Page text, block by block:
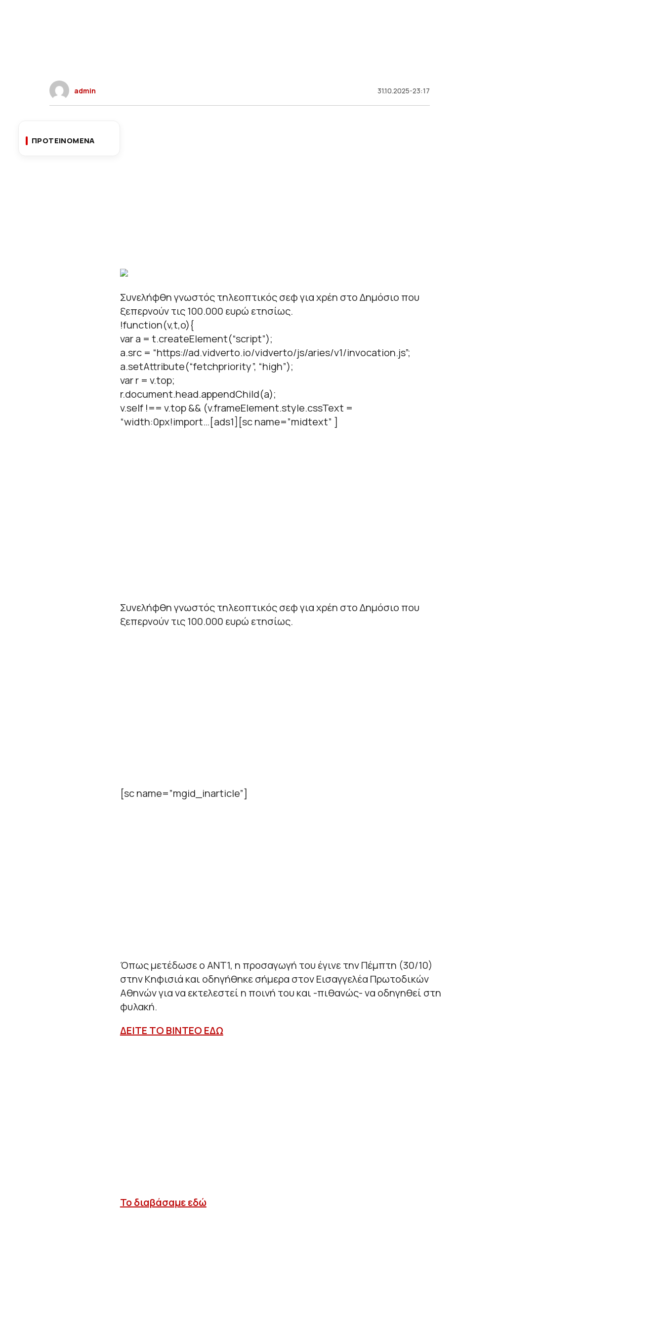
admin 31.10.2025-23:17
ΠΡΟΤΕΙΝΟΜΕΝΑ
Συνελήφθη γνωστός τηλεοπτικός σεφ για χρέη στο Δημόσιο που
ξεπερνούν τις 100.000 ευρώ ετησίως.
!function(v,t,o){
var a = t.createElement(“script”);
a.src = “https://ad.vidverto.io/vidverto/js/aries/v1/invocation.js”;
a.setAttribute(“fetchpriority”, “high”);
var r = v.top;
r.document.head.appendChild(a);
v.self !== v.top && (v.frameElement.style.cssText =
“width:0px!import…[ads1][sc name=”midtext” ]
Συνελήφθη γνωστός τηλεοπτικός σεφ για χρέη στο Δημόσιο που
ξεπερνούν τις 100.000 ευρώ ετησίως.
[sc name=”mgid_inarticle”]
Όπως μετέδωσε ο ΑΝΤ1, η προσαγωγή του έγινε την Πέμπτη (30/10)
στην Κηφισιά και οδηγήθηκε σήμερα στον Εισαγγελέα Πρωτοδικών
Αθηνών για να εκτελεστεί η ποινή του και -πιθανώς- να οδηγηθεί στη
φυλακή.
ΔΕΙΤΕ ΤΟ ΒΙΝΤΕΟ ΕΔΩ
Το διαβάσαμε εδώ